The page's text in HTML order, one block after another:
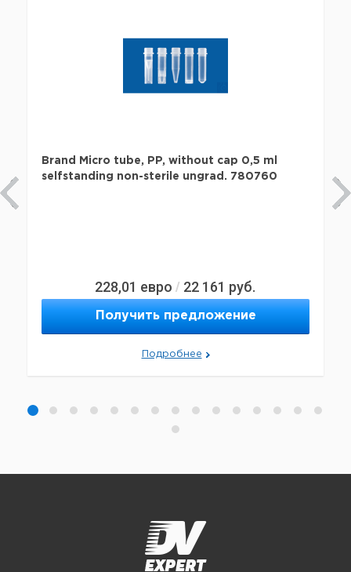
Brand Micro tube, PP, without cap 0,5 ml
selfstanding non-sterile ungrad. 780760
228,01 евро / 22 161 руб.
Получить предложение
Подробнее